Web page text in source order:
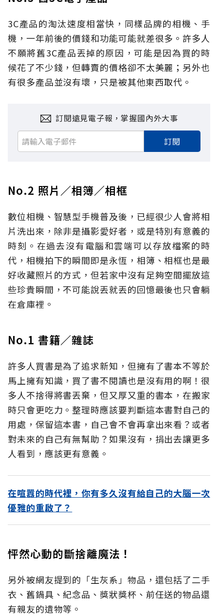
3C產品的淘汰速度相當快，同樣品牌的相機、手
機，一年前後的價錢和功能可能就差很多。許多人
不願將舊3C產品丟掉的原因，可能是因為買的時
候花了不少錢，但轉賣的價格卻不太美麗；另外也
有很多產品並沒有壞，只是被其他東西取代。
訂閱遠見電子報，掌握國內外大事
訂閱
No.2 照片／相簿／相框
數位相機、智慧型手機普及後，已經很少人會將相
片洗出來，除非是攝影愛好者，或是特別有意義的
時刻。在過去沒有電腦和雲端可以存放檔案的時
代，相機拍下的瞬間即是永恆，相簿、相框也是最
好收藏照片的方式，但若家中沒有足夠空間擺放這
些珍貴瞬間，不可能說丟就丟的回憶最後也只會躺
在倉庫裡。
No.1 書籍／雜誌
許多人買書是為了追求新知，但擁有了書本不等於
馬上擁有知識，買了書不閱讀也是沒有用的啊！很
多人不捨得將書丟棄，但又厚又重的書本，在搬家
時只會更吃力。整理時應該要判斷這本書對自己的
用處，保留這本書，自己會不會再拿出來看？或者
對未來的自己有無幫助？如果沒有，捐出去讓更多
人看到，應該更有意義。
在喧囂的時代裡，你有多久沒有給自己的大腦一次
優雅的重啟了？
怦然心動的斷捨離魔法！
另外被網友提到的「生灰系」物品，還包括了二手
衣、舊鍋具、紀念品、獎狀獎杯、前任送的物品還
有親友的遺物等。